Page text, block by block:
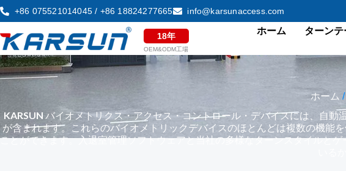
コ
ン
テ
ン
ツ
ス
キ
+86 075521014045 / +86 18824277665 info@karsunaccess.com
18年
OEM&ODM工場
ホーム ターン
ホーム /
KARSUN バイオメトリクス・アクセス・コントロール・デバイスには、自
が含まれます。これらのバイオメトリックデバイスのほとんどは複数の機能
ことができます。入退室管理ソフトウェアと当社の多様なターンスタイルと